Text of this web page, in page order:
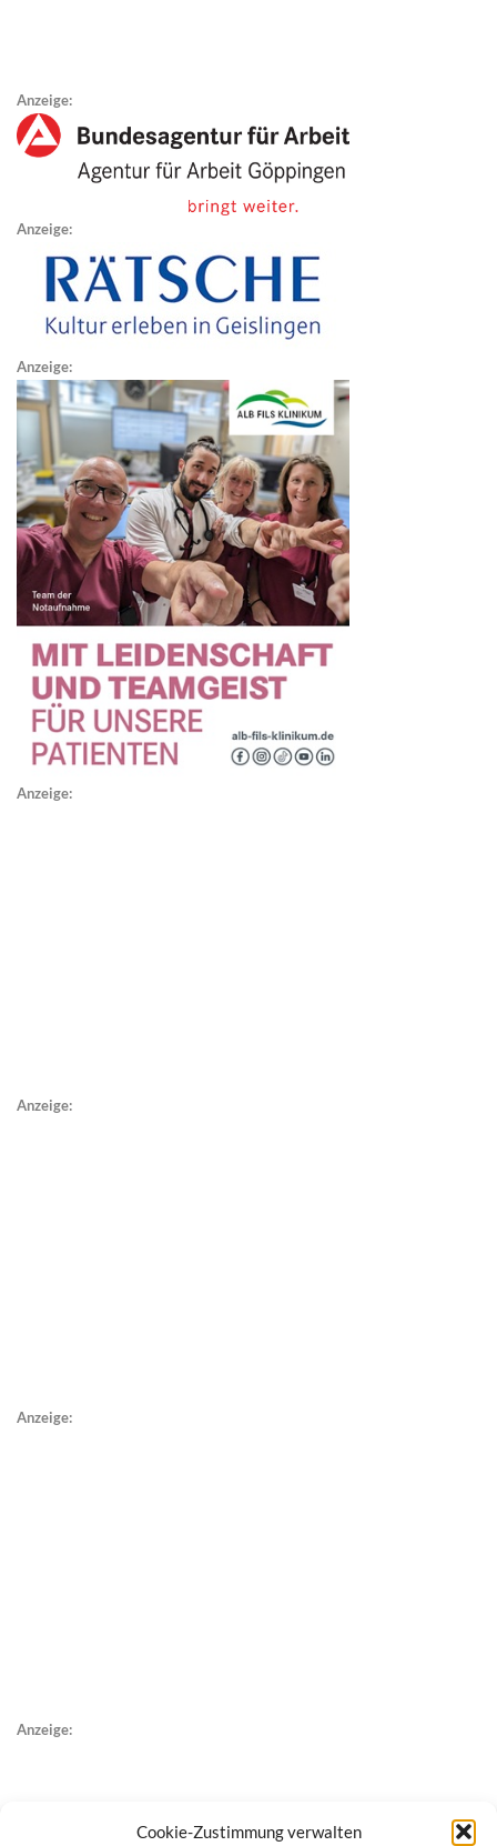
Cookie-Zustimmung verwalten
Anzeige:
Anzeige:
Anzeige:
Anzeige:
Anzeige:
Anzeige:
Anzeige: